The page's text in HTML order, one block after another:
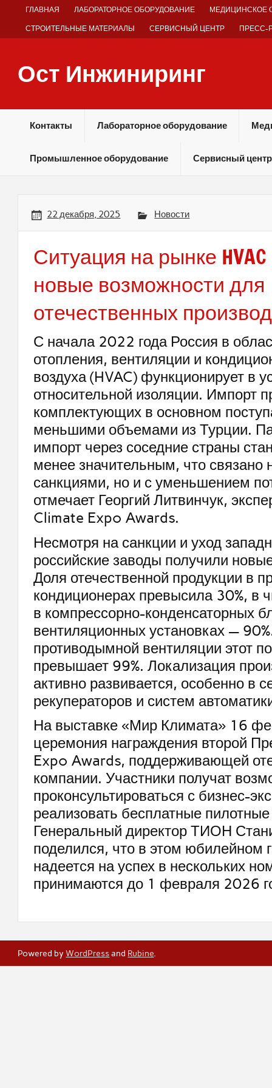
ГЛАВНАЯ ЛАБОРАТОРНОЕ ОБОРУДОВАНИЕ МЕДИЦИНСКОЕ
СТРОИТЕЛЬНЫЕ МАТЕРИАЛЫ СЕРВИСНЫЙ ЦЕНТР ПРЕСС-
Ост Инжиниринг
Контакты Лабораторное оборудование
Промышленное оборудование Сервисный центр
22 декабря, 2025 Новости
Ситуация на рынке
новые возможности для
отечественных
С начала 2022 года Россия в
отопления, вентиляции и
воздуха (HVAC) функционирует в
относительной изоляции. Импорт
комплектующих в основном
меньшими объемами из Турции.
импорт через соседние страны
менее значительным, что связано
санкциями, но и с уменьшением
отмечает Георгий Литвинчук,
Climate Expo Awards.
Несмотря на санкции и уход
российские заводы получили
Доля отечественной продукции в
кондиционерах превысила 30%, в
в компрессорно-конденсаторных
вентиляционных установках —
противодымной вентиляции этот
превышает 99%. Локализация
активно развивается, особенно в
рекуператоров и систем
На выставке «Мир Климата» 16
церемония награждения второй
Expo Awards, поддерживающей
компании. Участники получат
проконсультироваться с бизнес-
реализовать бесплатные
Генеральный директор ТИОН
поделился, что в этом юбилейном
надеется на успех в нескольких
принимаются до 1 февраля 2026
Powered byWordPressand Rubine